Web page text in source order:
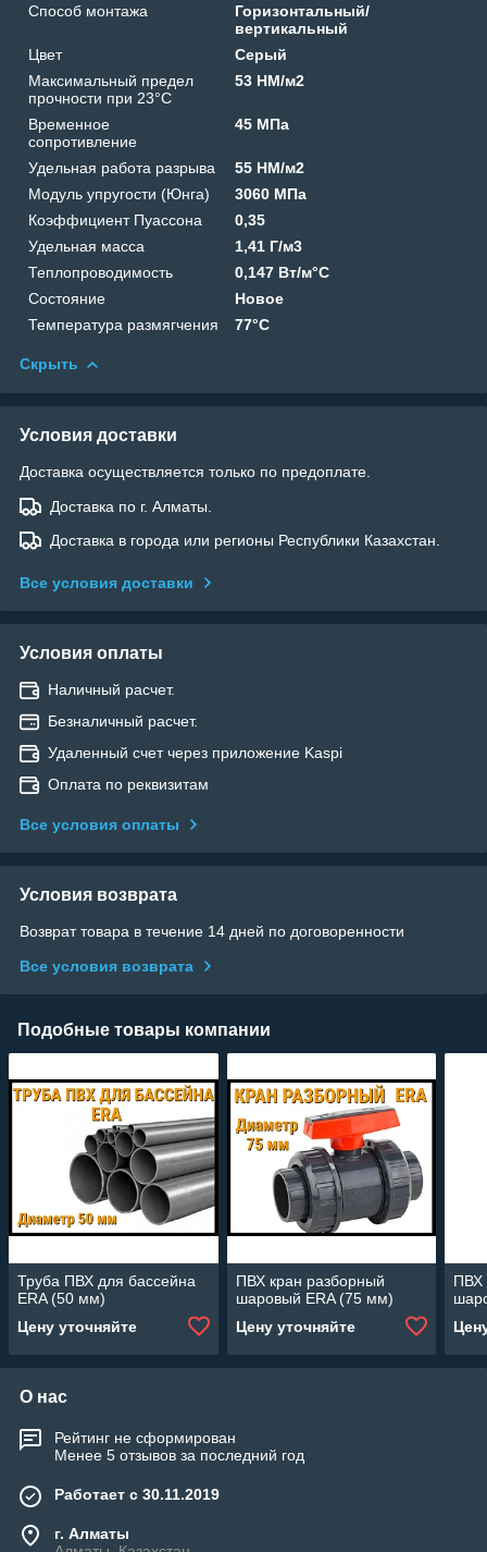
Способ монтажа
Горизонтальный/
вертикальный
Цвет
Серый
Максимальный предел
прочности при 23°C
53 HM/м2
Временное
сопротивление
45 МПа
Удельная работа разрыва
55 HM/м2
Модуль упругости (Юнга)
3060 МПа
Коэффициент Пуассона
0,35
Удельная масса
1,41 Г/м3
Теплопроводимость
0,147 Вт/м°C
Состояние
Новое
Температура размягчения
77°C
Скрыть
Условия доставки
Доставка осуществляется только по предоплате.
Доставка по г. Алматы.
Доставка в города или регионы Республики Казахстан.
Все условия доставки
Условия оплаты
Наличный расчет.
Безналичный расчет.
Удаленный счет через приложение Kaspi
Оплата по реквизитам
Все условия оплаты
Условия возврата
Возврат товара в течение 14 дней по договоренности
Все условия возврата
Подобные товары компании
Труба ПВХ для бассейна
ERA (50 мм)
Цену уточняйте
ПВХ кран разборный
шаровый ERA (75 мм)
Цену уточняйте
ПВХ
О нас
Рейтинг не сформирован
Менее 5 отзывов за последний год
Работает с 30.11.2019
г. Алматы